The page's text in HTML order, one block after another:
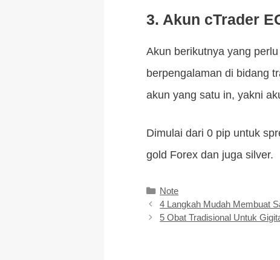
3. Akun cTrader
Akun berikutnya yang
berpengalaman di bidang
akun yang satu in, yakni
Dimulai dari 0 pip untuk
gold Forex dan juga silver.
Kategori
Note
4 Langkah Mudah Membuat
5 Obat Tradisional Untuk